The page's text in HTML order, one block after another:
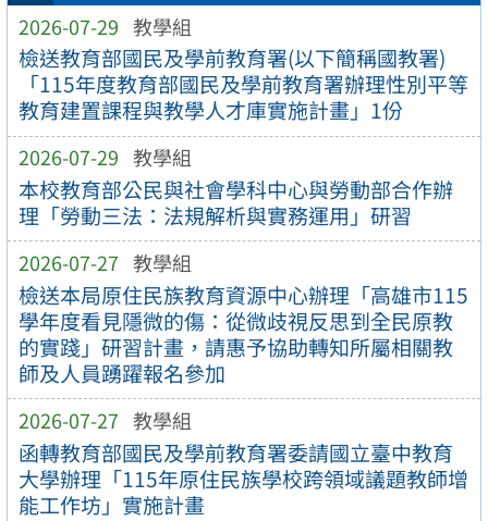
2026-07-29 教學組
檢送教育部國民及學前教育署(以下簡稱國教署)
「115年度教育部國民及學前教育署辦理性別平等
教育建置課程與教學人才庫實施計畫」1份
2026-07-29 教學組
本校教育部公民與社會學科中心與勞動部合作辦
理「勞動三法：法規解析與實務運用」研習
2026-07-27 教學組
檢送本局原住民族教育資源中心辦理「高雄市115
學年度看見隱微的傷：從微歧視反思到全民原教
的實踐」研習計畫，請惠予協助轉知所屬相關教
師及人員踴躍報名參加
2026-07-27 教學組
函轉教育部國民及學前教育署委請國立臺中教育
大學辦理「115年原住民族學校跨領域議題教師增
能工作坊」實施計畫